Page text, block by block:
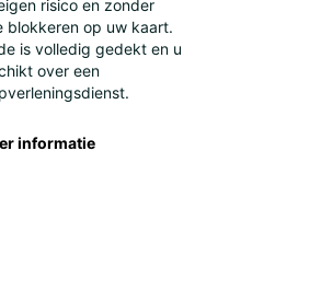
risico en zonder
blokkeren op uw kaart.
is volledig gedekt en u
over een
informatie